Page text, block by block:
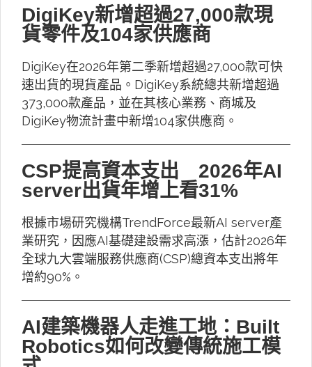
DigiKey新增超過27,000款現
貨零件及104家供應商
DigiKey在2026年第二季新增超過27,000款可快
速出貨的現貨產品。DigiKey系統總共新增超過
373,000款產品，並在其核心業務、商城及
DigiKey物流計畫中新增104家供應商。
CSP提高資本支出 2026年AI
server出貨年增上看31%
根據市場研究機構TrendForce最新AI server產
業研究，因應AI基礎建設需求高漲，估計2026年
全球九大雲端服務供應商(CSP)總資本支出將年
增約90%。
AI建築機器人走進工地：Built
Robotics如何改變傳統施工模